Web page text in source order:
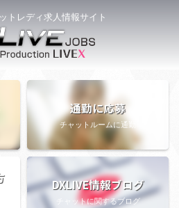
トレディ求人情報サイト
通勤に応募
チャットルームに通勤
DXLIVE情報ブログ
チャットに関するブログ